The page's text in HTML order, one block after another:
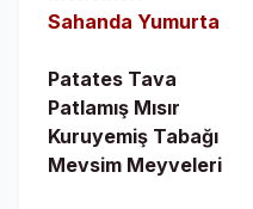
Sahanda Yumurta
Patates Tava
Patlamış Mısır
Kuruyemiş Tabağı
Mevsim Meyveleri